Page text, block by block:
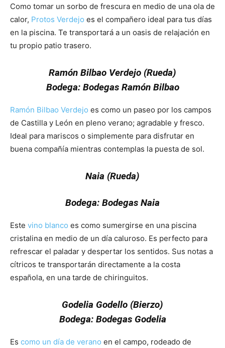
Como tomar un sorbo de frescura en medio de una ola de
calor, Protos Verdejo es el compañero ideal para tus días
en la piscina. Te transportará a un oasis de relajación en
tu propio patio trasero.
Ramón Bilbao Verdejo (Rueda)
Bodega: Bodegas Ramón Bilbao
Ramón Bilbao Verdejo es como un paseo por los campos
de Castilla y León en pleno verano; agradable y fresco.
Ideal para mariscos o simplemente para disfrutar en
buena compañía mientras contemplas la puesta de sol.
Naia (Rueda)
Bodega: Bodegas Naia
Este vino blanco es como sumergirse en una piscina
cristalina en medio de un día caluroso. Es perfecto para
refrescar el paladar y despertar los sentidos. Sus notas a
cítricos te transportarán directamente a la costa
española, en una tarde de chiringuitos.
Godelia Godello (Bierzo)
Bodega: Bodegas Godelia
Es como un día de verano en el campo, rodeado de